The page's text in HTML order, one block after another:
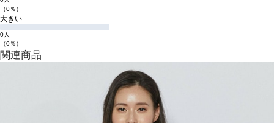
（0％）
大きい
0人
（0％）
関連商品